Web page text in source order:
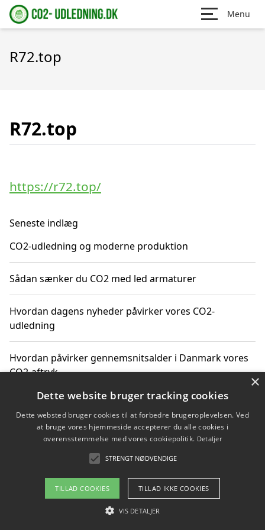
Menu
R72.top
R72.top
https://r72.top/
Seneste indlæg
CO2-udledning og moderne produktion
Sådan sænker du CO2 med led armaturer
Hvordan dagens nyheder påvirker vores CO2-
udledning
Hvordan påvirker gennemsnitsalder i Danmark vores
CO2-aftryk
Hvordan nyheder om CO2-udledning påvirker vores
hverdag
Om / kontakt
Blog Betingelser
×
Dette website bruger tracking cookies
Dette websted bruger cookies til at forbedre brugeroplevelsen. Ved
at bruge vores hjemmeside accepterer du alle cookies i
overensstemmelse med vores cookiepolitik. Detaljer
STRENGT NØDVENDIGE
TILLAD COOKIES TILLAD IKKE COOKIES
VIS DETALJER